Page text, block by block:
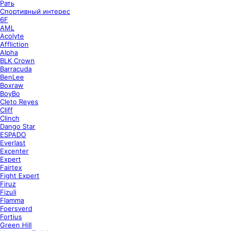
Рать
Спортивный интерес
6F
AML
Acolyte
Affliction
Alpha
BLK Crown
Barracuda
BenLee
Boxraw
BoyBo
Cleto Reyes
Cliff
Clinch
Dango Star
ESPADO
Everlast
Excenter
Expert
Fairtex
Fight Expert
Firuz
Fizuli
Flamma
Foersverd
Fortius
Green Hill